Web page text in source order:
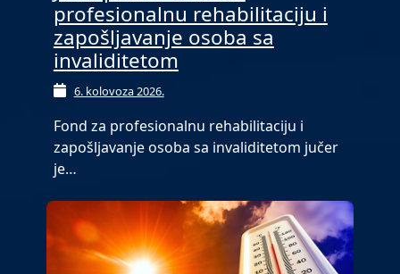
profesionalnu rehabilitaciju i
zapošljavanje osoba sa
invaliditetom
6. kolovoza 2026.
Fond za profesionalnu rehabilitaciju i
zapošljavanje osoba sa invaliditetom jučer
je…